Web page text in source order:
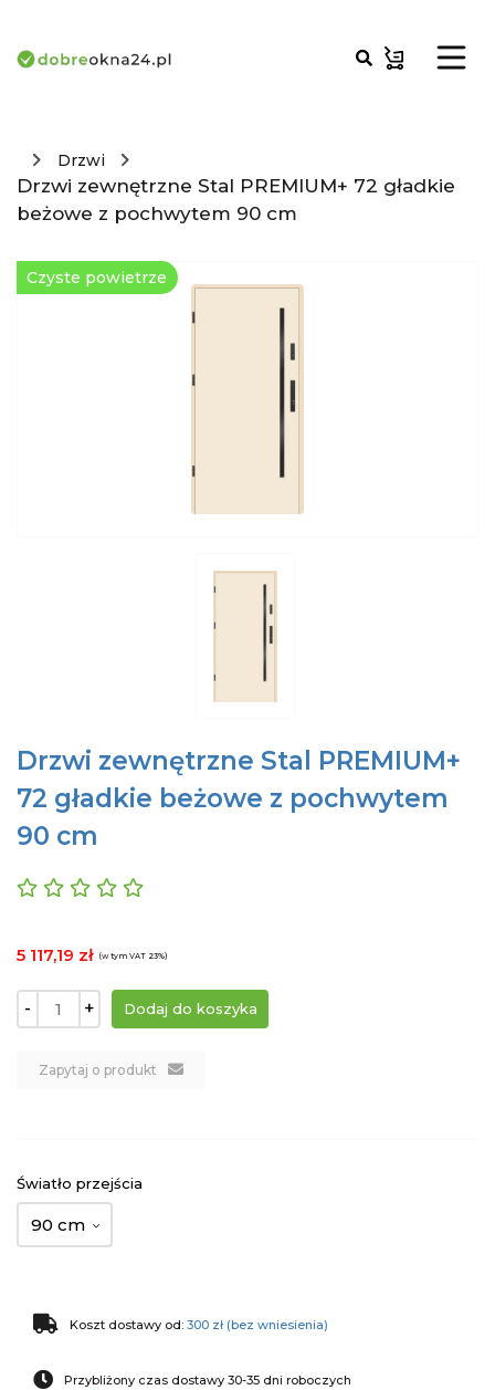
Drzwi
Drzwi zewnętrzne Stal PREMIUM+ 72 gładkie
beżowe z pochwytem 90 cm
Czyste powietrze
Drzwi zewnętrzne Stal PREMIUM+
72 gładkie beżowe z pochwytem
90 cm
5 117,19 zł (w tym VAT 23%)
- +
Zapytaj o produkt
Światło przejścia
90 cm
Koszt dostawy od: 300 zł (bez wniesienia)
Przybliżony czas dostawy 30-35 dni roboczych